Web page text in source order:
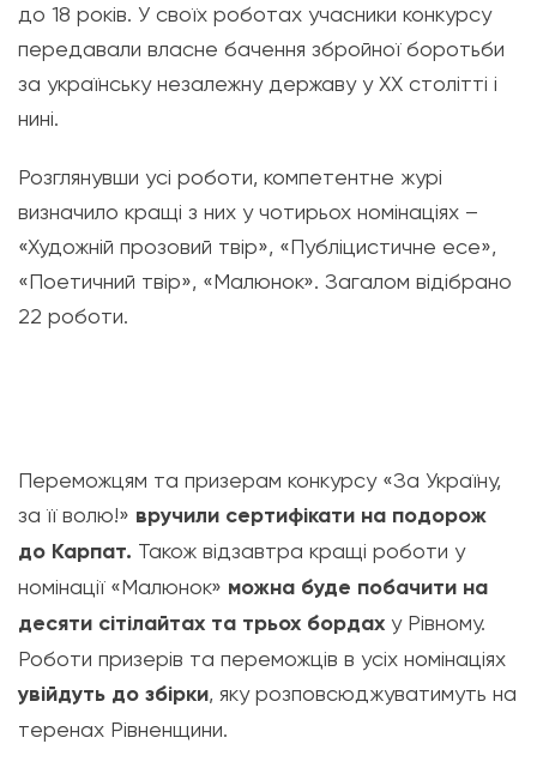
до 18 років. У своїх роботах учасники конкурсу
передавали власне бачення збройної боротьби
за українську незалежну державу у ХХ столітті і
нині.
Розглянувши усі роботи, компетентне журі
визначило кращі з них у чотирьох номінаціях –
«Художній прозовий твір», «Публіцистичне есе»,
«Поетичний твір», «Малюнок». Загалом відібрано
22 роботи.
Переможцям та призерам конкурсу «За Україну,
за її волю!» вручили сертифікати на подорож
до Карпат. Також відзавтра кращі роботи у
номінації «Малюнок» можна буде побачити на
десяти сітілайтах та трьох бордах у Рівному.
Роботи призерів та переможців в усіх номінаціях
увійдуть до збірки, яку розповсюджуватимуть на
теренах Рівненщини.